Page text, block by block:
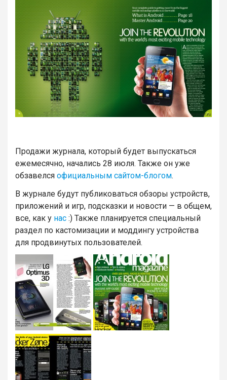
Продажи журнала, который будет выпускаться
ежемесячно, начались 28 июля. Также он уже
обзавелся официальным сайтом-блогом.
В журнале будут публиковаться обзоры устройств,
приложений и игр, подсказки и новости — в общем,
все, как у нас :) Также планируется специальный
раздел по кастомизации и моддингу устройства
для продвинутых пользователей.